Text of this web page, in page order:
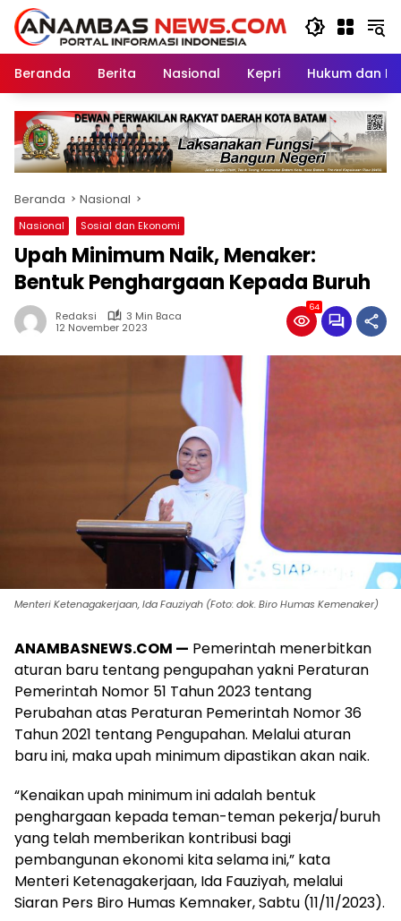
Langsung
konten
Beranda
Berita Nasional Kepri Hukum dan
Beranda Nasional
Nasional Sosial dan Ekonomi
Upah Minimum Naik, Menaker:
Bentuk Penghargaan Kepada Buruh
Redaksi
3 Min Baca
12 November 2023
64
Menteri Ketenagakerjaan, Ida Fauziyah (Foto: dok. Biro Humas Kemenaker)
ANAMBASNEWS.COM — Pemerintah menerbitkan
aturan baru tentang pengupahan yakni Peraturan
Pemerintah Nomor 51 Tahun 2023 tentang
Perubahan atas Peraturan Pemerintah Nomor 36
Tahun 2021 tentang Pengupahan. Melalui aturan
baru ini, maka upah minimum dipastikan akan naik.
“Kenaikan upah minimum ini adalah bentuk
penghargaan kepada teman-teman pekerja/buruh
yang telah memberikan kontribusi bagi
pembangunan ekonomi kita selama ini,” kata
Menteri Ketenagakerjaan, Ida Fauziyah, melalui
Siaran Pers Biro Humas Kemnaker, Sabtu (11/11/2023).